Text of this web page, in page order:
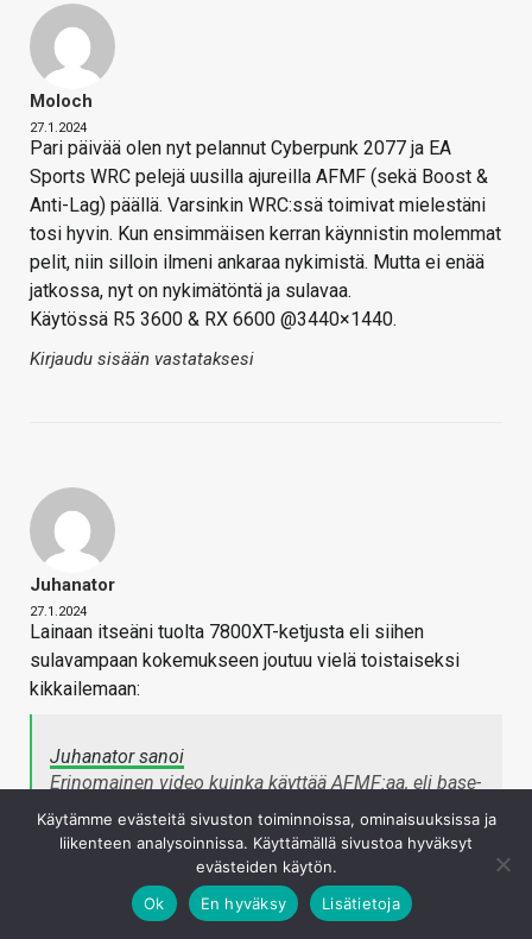
Moloch
27.1.2024
Pari päivää olen nyt pelannut Cyberpunk 2077 ja EA
Sports WRC pelejä uusilla ajureilla AFMF (sekä Boost &
Anti-Lag) päällä. Varsinkin WRC:ssä toimivat mielestäni
tosi hyvin. Kun ensimmäisen kerran käynnistin molemmat
pelit, niin silloin ilmeni ankaraa nykimistä. Mutta ei enää
jatkossa, nyt on nykimätöntä ja sulavaa.
Käytössä R5 3600 & RX 6600 @3440×1440.
Kirjaudu sisään vastataksesi
Juhanator
27.1.2024
Lainaan itseäni tuolta 7800XT-ketjusta eli siihen
sulavampaan kokemukseen joutuu vielä toistaiseksi
kikkailemaan:
Juhanator sanoi
Erinomainen video kuinka käyttää AFMF:aa, eli base-
gsync/freesync maksimitaajuudesta, koska AFMF
tuplaa lopulliset FPS:n niin pysytään näytön
tahdistusalueella ja näin kuvaan ei tule repeilyä ynm.
Toivottavasti AMD saa tämän toimimaan jossain
kohtaa vsyncin kanssa, silloin tuota fps:ien
Käytämme evästeitä sivuston toiminnoissa, ominaisuuksissa ja
liikenteen analysoinnissa. Käyttämällä sivustoa hyväksyt
evästeiden käytön.
Ok
En hyväksy Lisätietoja